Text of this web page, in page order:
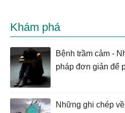
Khám phá
Bệnh trầm cảm -
pháp đơn giản để
Những ghi chép